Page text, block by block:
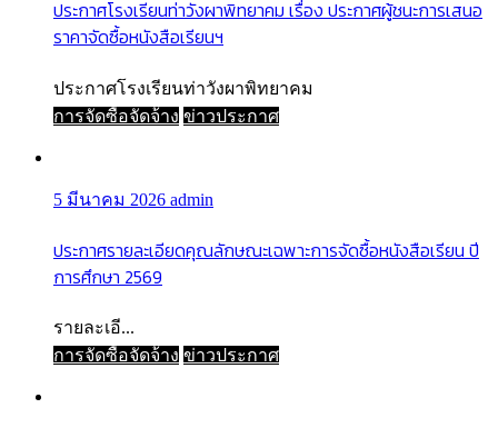
ประกาศโรงเรียนท่าวังผาพิทยาคม เรื่อง ประกาศผู้ชนะการเสนอ
ราคาจัดซื้อหนังสือเรียนฯ
ประกาศโรงเรียนท่าวังผาพิทยาคม
การจัดซื้อจัดจ้าง ข่าวประกาศ
5 มีนาคม 2026 admin
ประกาศรายละเอียดคุณลักษณะเฉพาะการจัดซื้อหนังสือเรียน ปี
การศึกษา 2569
รายละเอี...
การจัดซื้อจัดจ้าง ข่าวประกาศ